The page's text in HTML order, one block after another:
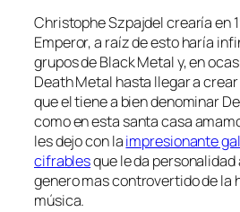
Christophe Szpajdel crea­ría en
Emperor, a raíz de es­to ha­ría
gru­pos de Black Metal y, en
Death Metal has­ta lle­gar a
que el tie­ne a bien de­no­mi­nar
co­mo en es­ta san­ta ca­sa
les de­jo con laim­pre­sio­nan­te
ci­fra­blesque le da per­so­na­li­dad
ge­ne­ro mas con­tro­ver­ti­do de la
música.